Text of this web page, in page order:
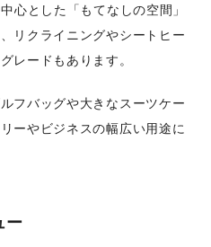
心とした「もてなしの空間」
リクライニングやシートヒー
レードもあります。
フバッグや大きなスーツケー
ーやビジネスの幅広い用途に
ー